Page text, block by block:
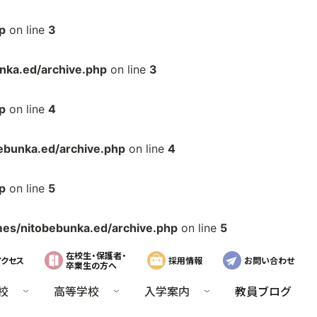
on line 3
archive.php on line 3
on line 4
archive.php on line 4
on line 5
nitobebunka.ed/archive.php on line 5
セス
在校生・保護者・
卒業生の方へ
採用情報 お問い合わせ
高等学校 入学案内 教員ブログ